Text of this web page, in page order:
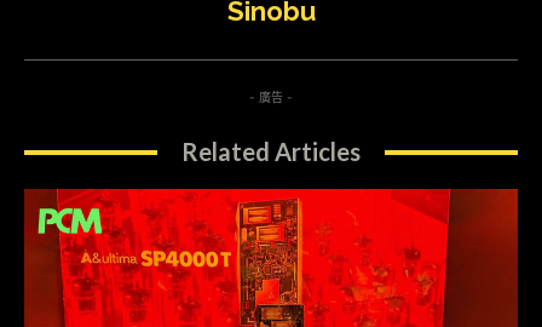
Sinobu
- 廣告 -
Related Articles